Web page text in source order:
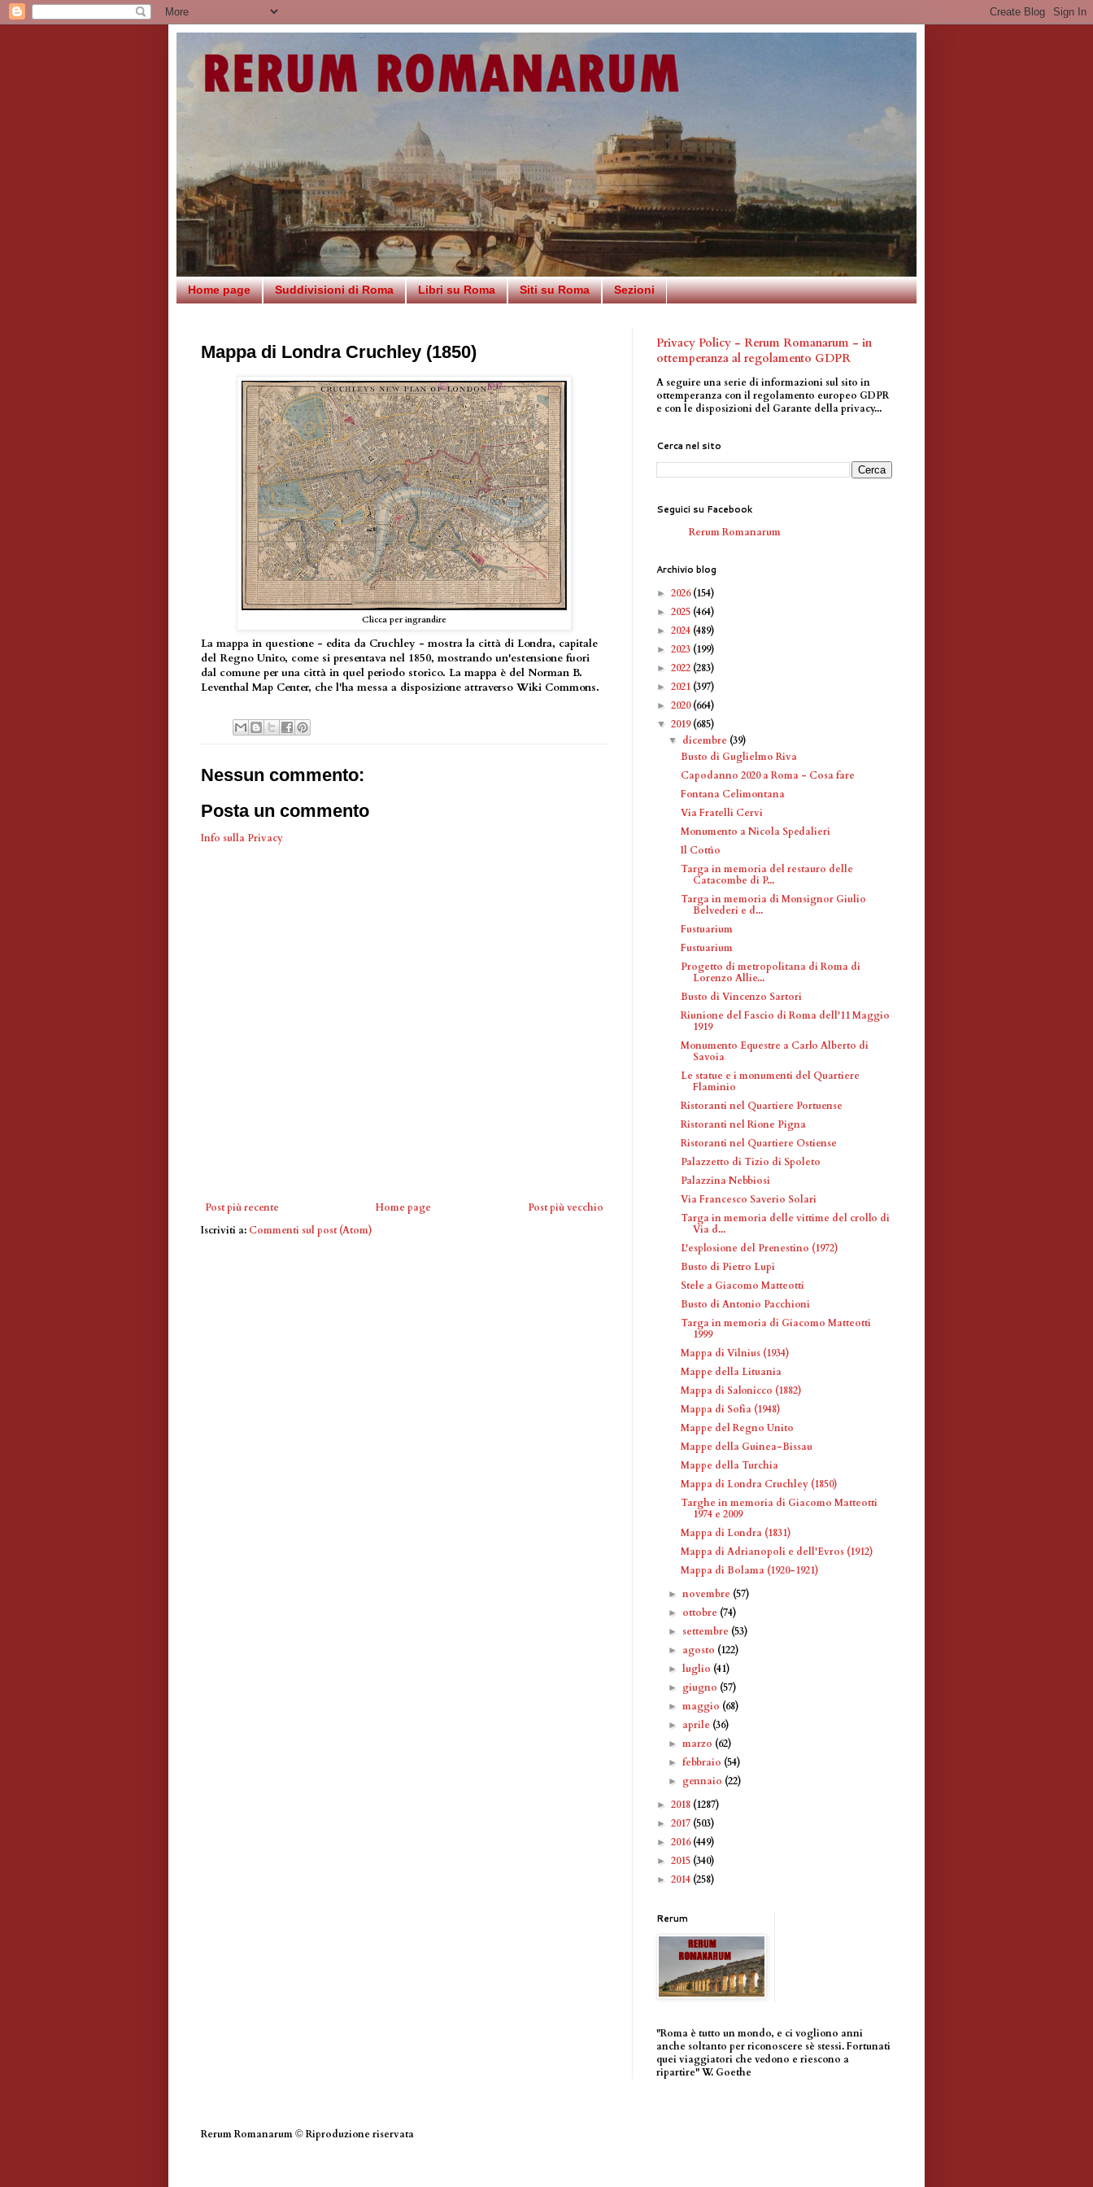
Home page Suddivisioni di Roma Libri su Roma Siti su Roma Sezioni
Mappa di Londra Cruchley (1850)
Clicca per ingrandire
La mappa in questione - edita da Cruchley - mostra la città di Londra, capitale
del Regno Unito, come si presentava nel 1850, mostrando un'estensione fuori
dal comune per una città in quel periodo storico. La mappa è del Norman B.
Leventhal Map Center, che l'ha messa a disposizione attraverso Wiki Commons.
Nessun commento:
Posta un commento
Info sulla Privacy
Post più recente Post più vecchio
Home page
Iscriviti a: Commenti sul post (Atom)
Privacy Policy - Rerum Romanarum - in
ottemperanza al regolamento GDPR
A seguire una serie di informazioni sul sito in
ottemperanza con il regolamento europeo GDPR
e con le disposizioni del Garante della privacy...
Cerca nel sito
Seguici su Facebook
Rerum Romanarum
Archivio blog
► 2026(154)
► 2025 (464)
► 2024 (489)
► 2023 (199)
► 2022 (283)
► 2021 (397)
► 2020(664)
▼ 2019(685)
▼ dicembre (39)
Busto di Guglielmo Riva
Capodanno 2020 a Roma - Cosa fare
Fontana Celimontana
Via Fratelli Cervi
Monumento a Nicola Spedalieri
Il Cottìo
Targa in memoria del restauro delle
Catacombe di P...
Targa in memoria di Monsignor Giulio
Belvederi e d...
Fustuarium
Fustuarium
Progetto di metropolitana di Roma di
Lorenzo Allie...
Busto di Vincenzo Sartori
Riunione del Fascio di Roma dell'11 Maggio
1919
Monumento Equestre a Carlo Alberto di
Savoia
Le statue e i monumenti del Quartiere
Flaminio
Ristoranti nel Quartiere Portuense
Ristoranti nel Rione Pigna
Ristoranti nel Quartiere Ostiense
Palazzetto di Tizio di Spoleto
Palazzina Nebbiosi
Via Francesco Saverio Solari
Targa in memoria delle vittime del crollo di
Via d...
L'esplosione del Prenestino (1972)
Busto di Pietro Lupi
Stele a Giacomo Matteotti
Busto di Antonio Pacchioni
Targa in memoria di Giacomo Matteotti
1999
Mappa di Vilnius (1934)
Mappe della Lituania
Mappa di Salonicco (1882)
Mappa di Sofia (1948)
Mappe del Regno Unito
Mappe della Guinea-Bissau
Mappe della Turchia
Mappa di Londra Cruchley (1850)
Targhe in memoria di Giacomo Matteotti
1974 e 2009
Mappa di Londra (1831)
Mappa di Adrianopoli e dell'Evros (1912)
Mappa di Bolama (1920-1921)
►novembre (57)
► ottobre (74)
► settembre (53)
► agosto (122)
►luglio (41)
► giugno (57)
►maggio (68)
► aprile (36)
►marzo (62)
►febbraio (54)
► gennaio (22)
► 2018 (1287)
► 2017 (503)
► 2016(449)
► 2015 (340)
► 2014 (258)
Rerum
"Roma è tutto un mondo, e ci vogliono anni
anche soltanto per riconoscere sè stessi. Fortunati
quei viaggiatori che vedono e riescono a
ripartire" W. Goethe
Rerum Romanarum © Riproduzione riservata